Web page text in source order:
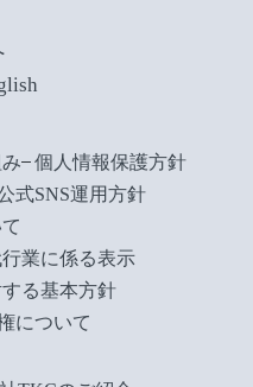
個人情報保護方針
式SNS運用方針
業に係る表示
る基本方針
について